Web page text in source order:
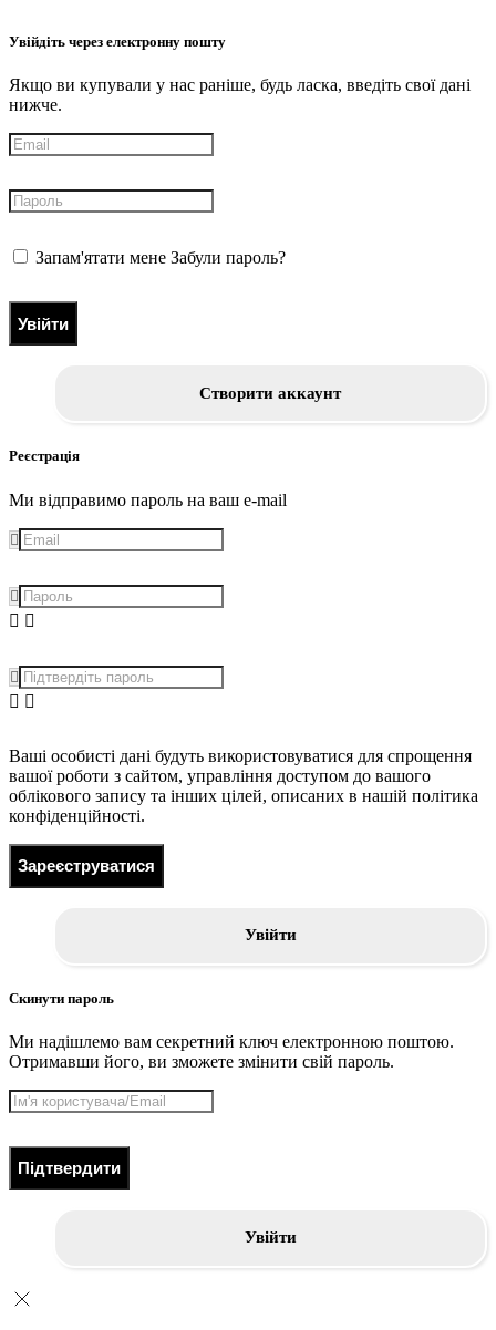
Увійдіть через електронну пошту
Якщо ви купували у нас раніше, будь ласка, введіть свої дані
нижче.
Запам'ятати мене Забули пароль?
Увійти
Створити аккаунт
Реєстрація
Ми відправимо пароль на ваш e-mail
Ваші особисті дані будуть використовуватися для спрощення
вашої роботи з сайтом, управління доступом до вашого
облікового запису та інших цілей, описаних в нашій політика
конфіденційності.
Зареєструватися
Увійти
Скинути пароль
Ми надішлемо вам секретний ключ електронною поштою.
Отримавши його, ви зможете змінити свій пароль.
Підтвердити
Увійти